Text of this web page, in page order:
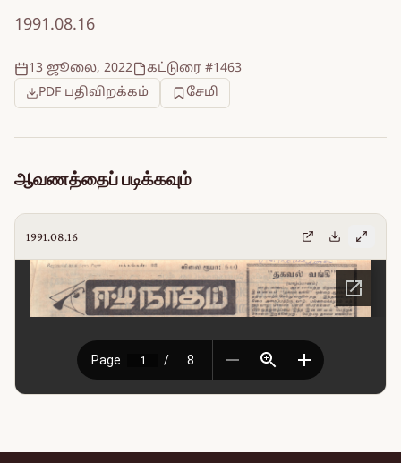
1991.08.16
13 ஜூலை, 2022
கட்டுரை #1463
PDF பதிவிறக்கம்
சேமி
ஆவணத்தைப் படிக்கவும்
1991.08.16